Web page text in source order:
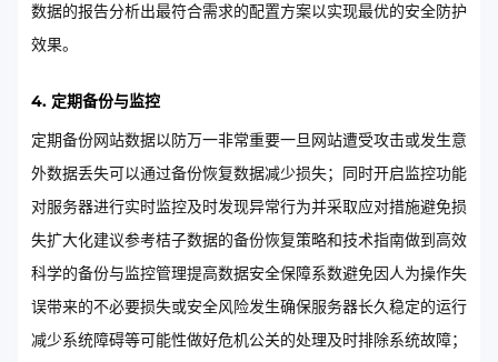
数据的报告分析出最符合需求的配置方案以实现最优的安全防护
效果。 ​​ ​​
4. 定期备份与监控
定期备份网站数据以防万一非常重要一旦网站遭受攻击或发生意
外数据丢失可以通过备份恢复数据减少损失；同时开启监控功能
对服务器进行实时监控及时发现异常行为并采取应对措施避免损
失扩大化建议参考桔子数据的备份恢复策略和技术指南做到高效
科学的备份与监控管理提高数据安全保障系数避免因人为操作失
误带来的不必要损失或安全风险发生确保服务器长久稳定的运行
减少系统障碍等可能性做好危机公关的处理及时排除系统故障；